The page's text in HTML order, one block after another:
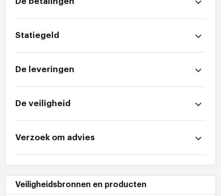
Statiegeld
De leveringen
De veiligheid
Verzoek om advies
Veiligheidsbronnen en producten